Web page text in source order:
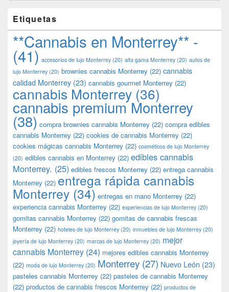
Etiquetas
**Cannabis en Monterrey** -
(41) accesorios de lujo Monterrey (20) alta gama Monterrey (20) autos de
lujo Monterrey (20) brownies cannabis Monterrey (22) cannabis
calidad Monterrey (23) cannabis gourmet Monterrey (22)
cannabis Monterrey (36)
cannabis premium Monterrey
(38) compra brownies cannabis Monterrey (22) compra edibles
cannabis Monterrey (22) cookies de cannabis Monterrey (22)
cookies mágicas cannabis Monterrey (22) cosméticos de lujo Monterrey
(20) edibles cannabis en Monterrey (22) edibles cannabis
Monterrey. (25) edibles frescos Monterrey (22) entrega cannabis
Monterrey (22) entrega rápida cannabis
Monterrey (34) entregas en mano Monterrey (22)
experiencia cannabis Monterrey (22) experiencias de lujo Monterrey (20)
gomitas cannabis Monterrey (22) gomitas de cannabis frescas
Monterrey (22) hoteles de lujo Monterrey (20) inmuebles de lujo Monterrey (20)
joyería de lujo Monterrey (20) marcas de lujo Monterrey (20) mejor
cannabis Monterrey (24) mejores edibles cannabis Monterrey
(22) moda de lujo Monterrey (20) Monterrey (27) Nuevo León (23)
pasteles cannabis Monterrey (22) pasteles de cannabis Monterrey
(22) productos de cannabis frescos Monterrey (22) productos de